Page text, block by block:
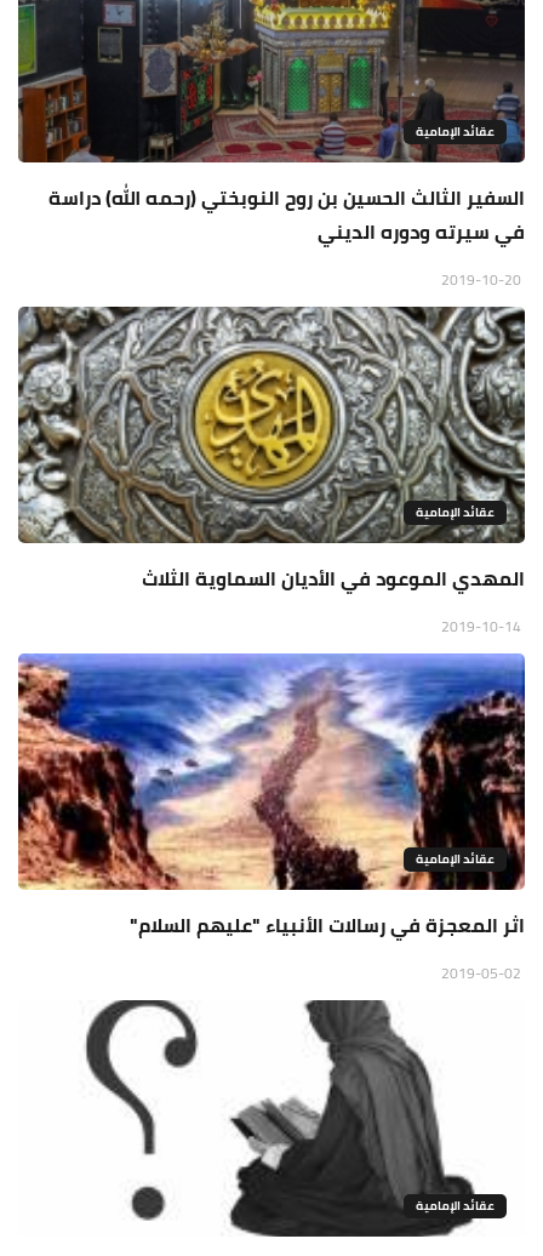
عقائد الإمامية
السفير الثالث الحسين بن روح النوبختي (رحمه الله) دراسة
في سيرته ودوره الديني
عقائد الإمامية
المهدي الموعود في الأديان السماوية الثلاث
عقائد الإمامية
اثر المعجزة في رسالات الأنبياء "عليهم السلام"
عقائد الإمامية